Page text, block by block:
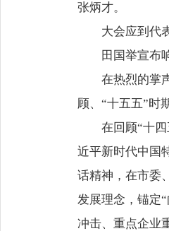
张炳才。
大会应到代
田国举宣布
在热烈的掌
顾、“十五五”时
在回顾“十
近平新时代中国
话精神，在市委
发展理念，锚定
冲击、重点企业